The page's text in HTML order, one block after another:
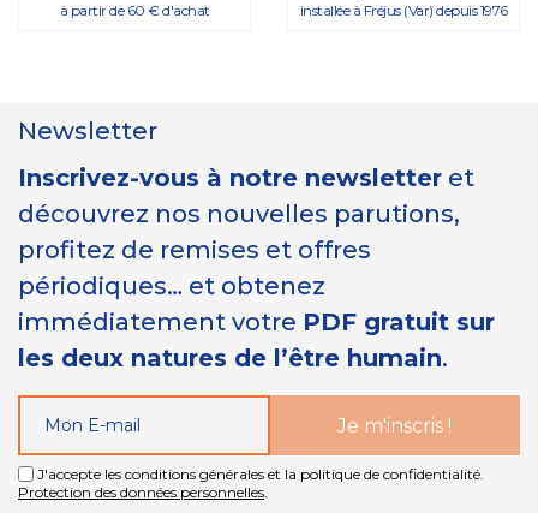
à partir de 60 € d'achat installée à Fréjus (Var) depuis 1976
Newsletter
Inscrivez-vous à notre newsletter et
découvrez nos nouvelles parutions,
profitez de remises et offres
périodiques… et obtenez
immédiatement votre PDF gratuit sur
les deux natures de l’être humain.
J'accepte les conditions générales et la politique de confidentialité.
Protection des données personnelles.